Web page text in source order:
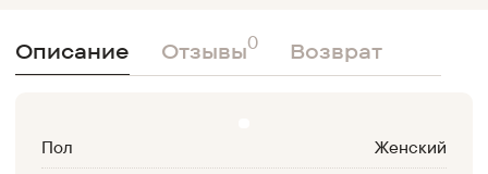
Описание Отзывы0 Возврат
Пол
Женский